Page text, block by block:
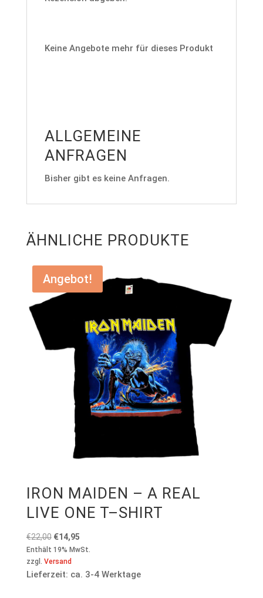
Keine Angebote mehr für dieses Produkt
ALLGEMEINE
ANFRAGEN
Bisher gibt es keine Anfragen.
ÄHNLICHE PRODUKTE
Angebot!
IRON MAIDEN – A REAL
LIVE ONE T–SHIRT
€22,00 Ursprünglicher
Preis
war:
€22,00
€14,95Aktueller
Preis
€14,95.
Enthält 19% MwSt.
zzgl. Versand
Lieferzeit: ca. 3-4 Werktage